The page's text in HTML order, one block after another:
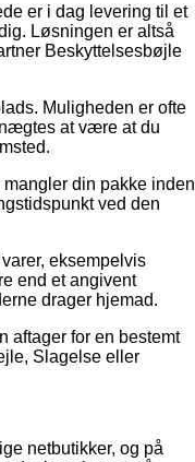
er i dag levering til et
Løsningen er altså
Beskyttelsesbøjle
Muligheden er ofte
at være at du
din pakke inden
ved den
eksempelvis
end et angivent
drager hjemad.
aftager for en bestemt
Slagelse eller
netbutikker, og på